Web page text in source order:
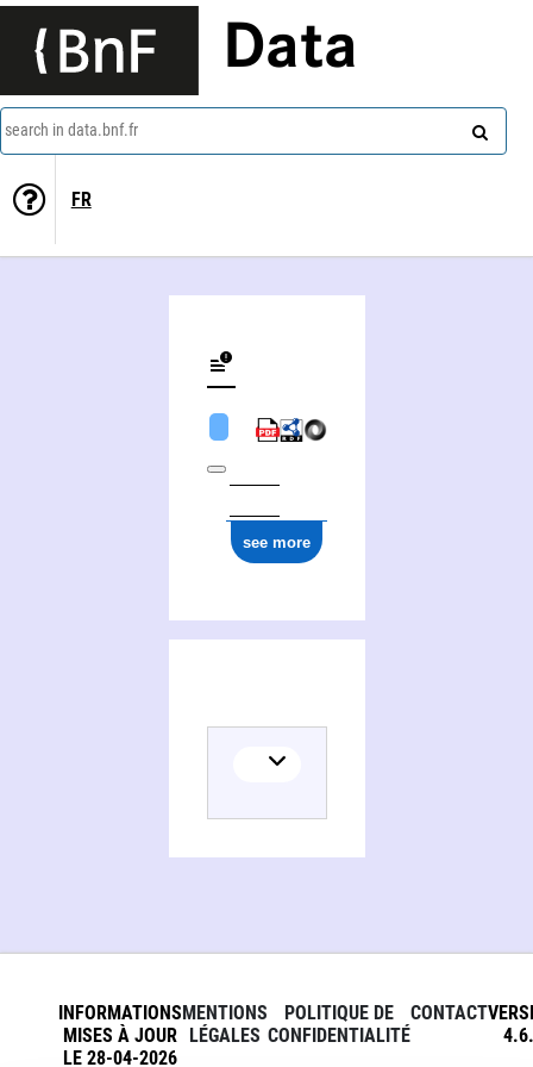
Data
search in data.bnf.fr
FR
see more
INFORMATIONS
MISES À JOUR
LE 28-04-2026
MENTIONS
LÉGALES
POLITIQUE DE
CONFIDENTIALITÉ
CONTACT